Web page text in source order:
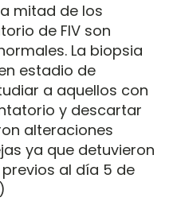
mitad de los
de FIV son
La biopsia
estadio de
a aquellos con
y descartar
alteraciones
ya que detuvieron
al día 5 de
)